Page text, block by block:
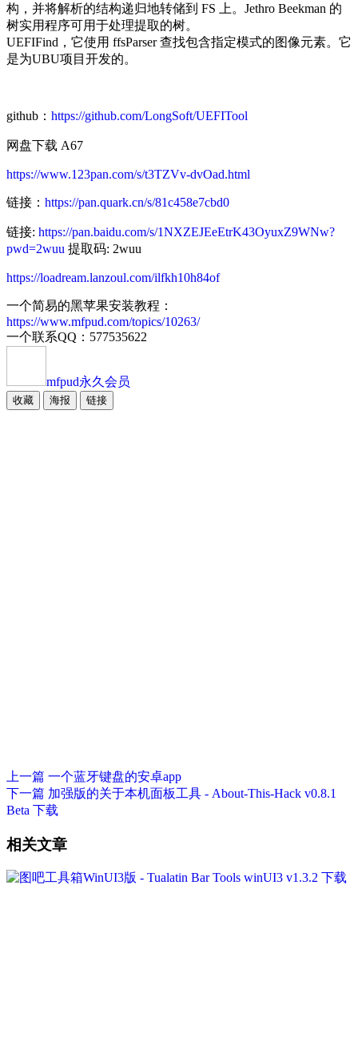
构，并将解析的结构递归地转储到 FS 上。Jethro Beekman 的
树实用程序可用于处理提取的树。
UEFIFind，它使用 ffsParser 查找包含指定模式的图像元素。它
是为UBU项目开发的。
github： https://github.com/LongSoft/UEFITool
网盘下载 A67
https://www.123pan.com/s/t3TZVv-dvOad.html
链接： https://pan.quark.cn/s/81c458e7cbd0
链接: https://pan.baidu.com/s/1NXZEJEeEtrK43OyuxZ9WNw?
pwd=2wuu 提取码: 2wuu
https://loadream.lanzoul.com/ilfkh10h84of
一个简易的黑苹果安装教程：
https://www.mfpud.com/topics/10263/
一个联系QQ：577535622
mfpud永久会员
收藏 海报 链接
上一篇 一个蓝牙键盘的安卓app
下一篇 加强版的关于本机面板工具 - About-This-Hack v0.8.1
Beta 下载
相关文章